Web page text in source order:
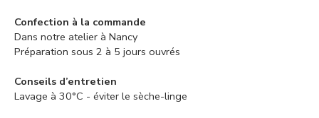
Confection à la commande
Dans notre atelier à Nancy
Préparation sous 2 à 5 jours ouvrés
Conseils d’entretien
Lavage à 30°C - éviter le sèche-linge